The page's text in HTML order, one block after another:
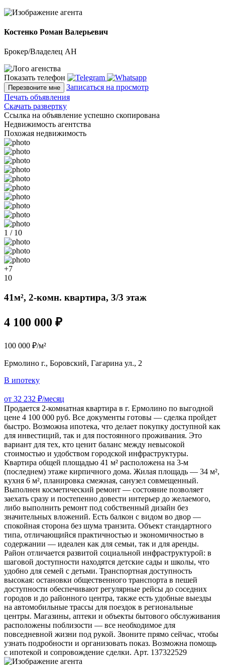
Костенко Роман Валерьевич
Брокер/Владелец АН
Показать телефон
Перезвоните мне
Записаться на просмотр
Печать объявления
Скачать развертку
Ссылка на объявление успешно скопирована
Недвижимость агентства
Похожая недвижимость
1 / 10
+7
10
41м², 2-комн. квартира, 3/3 этаж
4 100 000 ₽
100 000 ₽/м²
Ермолино г., Боровский, Гагарина ул., 2
В ипотеку
от 32 232 ₽/месяц
Продается 2‑комнатная квартира в г. Ермолино по выгодной
цене 4 100 000 руб. Все документы готовы — сделка пройдет
быстро. Возможна ипотека, что делает покупку доступной как
для инвестиций, так и для постоянного проживания. Это
вариант для тех, кто ценит баланс между невысокой
стоимостью и удобством городской инфраструктуры.
Квартира общей площадью 41 м² расположена на 3-м
(последнем) этаже кирпичного дома. Жилая площадь — 34 м²,
кухня 6 м², планировка смежная, санузел совмещенный.
Выполнен косметический ремонт — состояние позволяет
заехать сразу и постепенно довести интерьер до желаемого,
либо выполнить ремонт под собственный дизайн без
значительных вложений. Есть балкон с видом во двор —
спокойная сторона без шума транзита. Объект стандартного
типа, отличающийся практичностью и экономичностью в
содержании — идеален как для семьи, так и для аренды.
Район отличается развитой социальной инфраструктурой: в
шаговой доступности находятся детские сады и школы, что
удобно для семей с детьми. Транспортная доступность
высокая: остановки общественного транспорта в пешей
доступности обеспечивают регулярные рейсы до соседних
городов и до районного центра, также есть удобные выезды
на автомобильные трассы для поездок в региональные
центры. Магазины, аптеки и объекты бытового обслуживания
расположены поблизости — все необходимое для
повседневной жизни под рукой. Звоните прямо сейчас, чтобы
узнать подробности и организовать показ. Возможна помощь
с ипотекой и сопровождение сделки. Арт. 137322529